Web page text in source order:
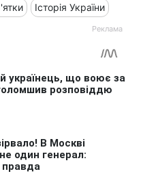
Історія України